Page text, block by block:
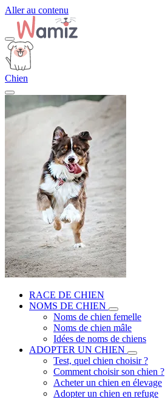
Aller au contenu
Chien
RACE DE CHIEN
NOMS DE CHIEN
Noms de chien femelle
Noms de chien mâle
Idées de noms de chiens
ADOPTER UN CHIEN
Test, quel chien choisir ?
Comment choisir son chien ?
Acheter un chien en élevage
Adopter un chien en refuge